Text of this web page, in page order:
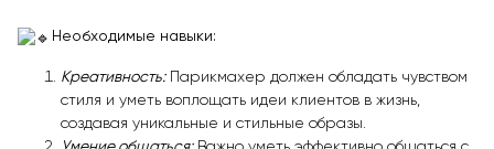
Необходимые навыки:
Креативность:
Парикмахер должен обладать чувством
стиля и уметь воплощать идеи клиентов в жизнь,
создавая уникальные и стильные образы.